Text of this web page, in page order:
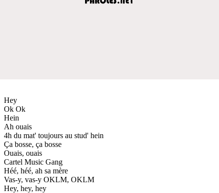
Hey
Ok Ok
Hein
Ah ouais
4h du mat' toujours au stud' hein
Ça bosse, ça bosse
Ouais, ouais
Cartel Music Gang
Héé, héé, ah sa mère
Vas-y, vas-y OKLM, OKLM
Hey, hey, hey